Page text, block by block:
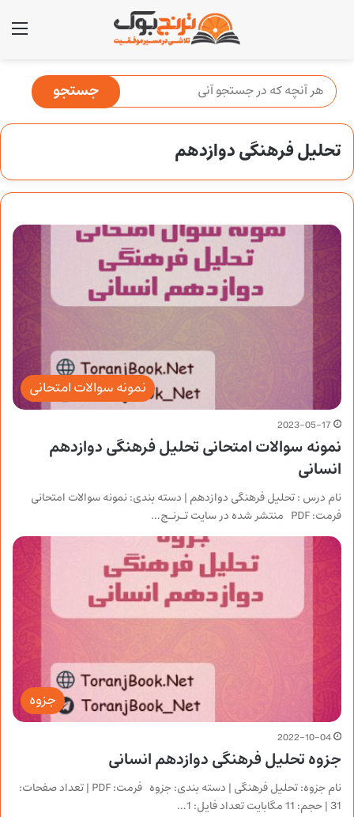
تحلیل فرهنگی دوازدهم
نمونه سوالات امتحانی
2023-05-17
نمونه سوالات امتحانی تحلیل فرهنگی دوازدهم
انسانی
نام درس : تحلیل فرهنگی دوازدهم | دسته بندی: نمونه سوالات امتحانی
فرمت: PDF منتشر شده در سایت تـرنـج…
جزوه
2022-10-04
جزوه تحلیل فرهنگی دوازدهم انسانی
نام جزوه: تحلیل فرهنگی | دسته بندی: جزوه فرمت: PDF | تعداد صفحات:
31 | حجم: 11 مگابایت تعداد فایل: 1…